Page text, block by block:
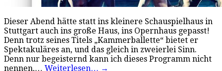
Dieser Abend hätte statt ins kleinere Schauspielhaus in
Stuttgart auch ins große Haus, ins Opernhaus gepasst!
Denn trotz seines Titels „Kammerballette“ bietet er
Spektakuläres an, und das gleich in zweierlei Sinn.
Denn nur begeisternd kann ich dieses Programm nicht
nennen,… Weiterlesen… →